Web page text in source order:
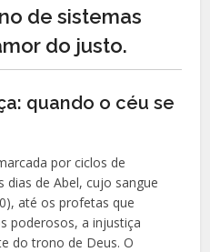
de sistemas
do justo.
quando o céu se
por ciclos de
de Abel, cujo sangue
até os profetas que
poderosos, a injustiça
do trono de Deus. O